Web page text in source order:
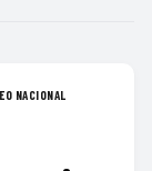
NACIONAL